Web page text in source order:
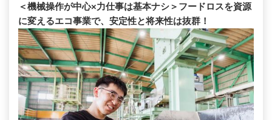
＜機械操作が中心×力仕事は基本ナシ＞フードロスを資源
に変えるエコ事業で、安定性と将来性は抜群！